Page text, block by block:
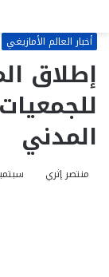
عن
أخبار العالم الأمازيغي
إطلاق
المدني
منتصر إثري سبتمبر 26,